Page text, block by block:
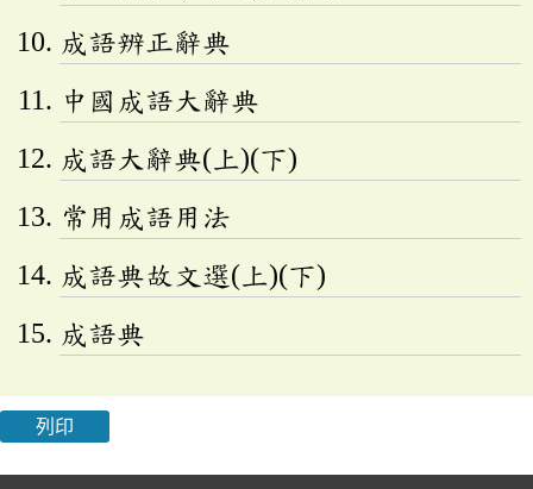
成語辨正辭典
中國成語大辭典
成語大辭典(上)(下)
常用成語用法
成語典故文選(上)(下)
成語典
列印